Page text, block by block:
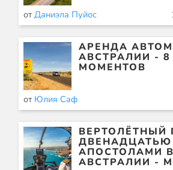
отДаниэла Пуйос
АРЕНДА
АВСТРАЛИИ -
МОМЕНТОВ
от Юлия Саф
ВЕРТОЛЁТНЫЙ
ДВЕНАДЦАТЬЮ
АПОСТОЛАМИ В
АВСТРАЛИИ -